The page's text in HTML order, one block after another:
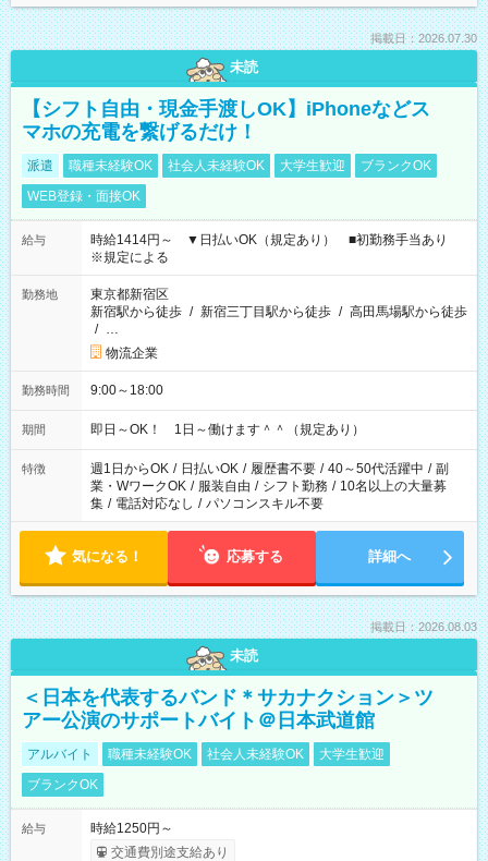
掲載日：2026.07.30
未読
【シフト自由・現金手渡しOK】iPhoneなどス
マホの充電を繋げるだけ！
派遣 職種未経験OK 社会人未経験OK 大学生歓迎
ブランクOK
WEB登録・面接OK
給与
時給1414円～ ▼日払いOK（規定あり） ■初勤務手当あり
※規定による
勤務地
東京都新宿区
新宿駅から徒歩 / 新宿三丁目駅から徒歩 / 高田馬場駅から徒歩
/ …
物流企業
勤務時間 9:00～18:00
期間 即日～OK！ 1日～働けます＾＾（規定あり）
特徴 週1日からOK / 日払いOK / 履歴書不要 / 40～50代活躍中 / 副
業・WワークOK / 服装自由 / シフト勤務 / 10名以上の大量募
集 / 電話対応なし / パソコンスキル不要
気になる！ 応募する 詳細へ
掲載日：2026.08.03
未読
＜日本を代表するバンド＊サカナクション＞ツ
アー公演のサポートバイト＠日本武道館
アルバイト 職種未経験OK 社会人未経験OK
大学生歓迎
ブランクOK
給与
時給1250円～
交通費別途支給あり